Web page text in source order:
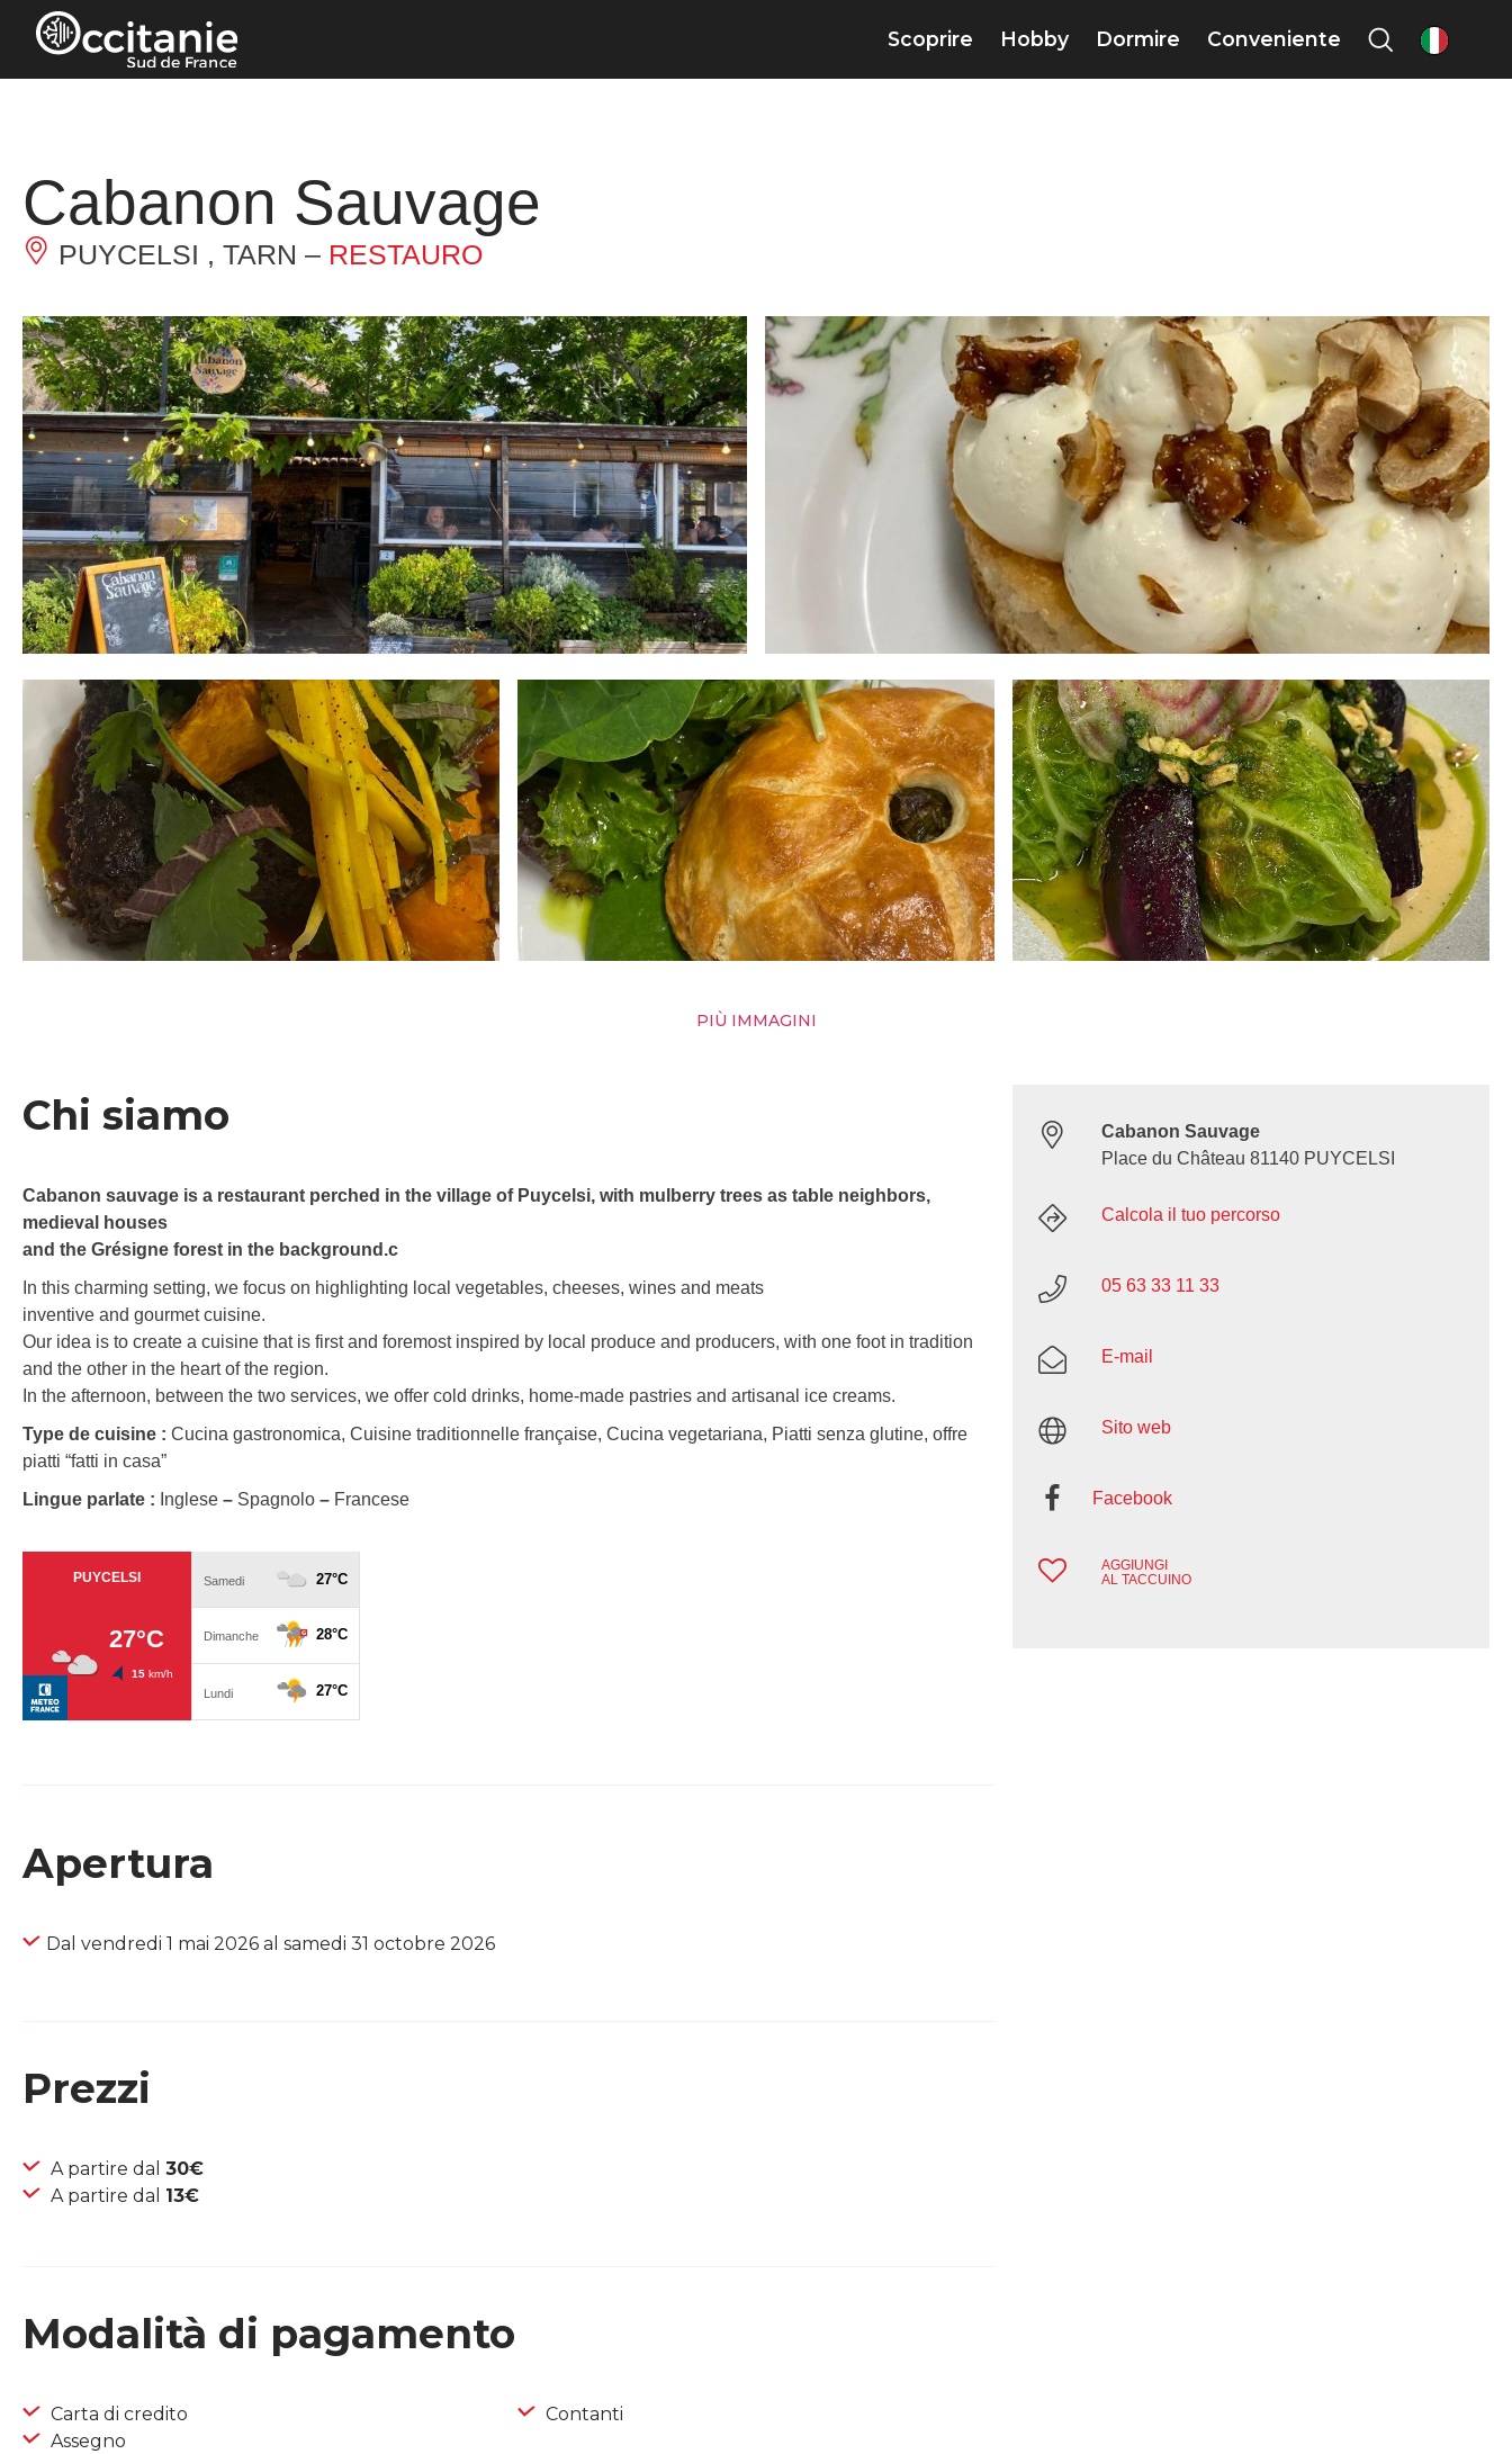
Pannello di gestione dei cookies
Scoprire Hobby Dormire Conveniente
Cabanon Sauvage
PUYCELSI , TARN – RESTAURO
PIÙ IMMAGINI
Chi siamo
Cabanon sauvage is a restaurant perched in the village of Puycelsi, with mulberry trees as table neighbors,
medieval houses
and the Grésigne forest in the background.c
In this charming setting, we focus on highlighting local vegetables, cheeses, wines and meats
inventive and gourmet cuisine.
Our idea is to create a cuisine that is first and foremost inspired by local produce and producers, with one foot in tradition
and the other in the heart of the region.
In the afternoon, between the two services, we offer cold drinks, home-made pastries and artisanal ice creams.
Type de cuisine : Cucina gastronomica, Cuisine traditionnelle française, Cucina vegetariana, Piatti senza glutine, offre
piatti “fatti in casa”
Lingue parlate : Inglese – Spagnolo – Francese
Apertura
Dal vendredi 1 mai 2026 al samedi 31 octobre 2026
Prezzi
A partire dal 30€
A partire dal 13€
Modalità di pagamento
Carta di credito
Assegno
Contanti
Cabanon Sauvage
Place du Château 81140 PUYCELSI
Calcola il tuo percorso
05 63 33 11 33
E-mail
Sito web
Facebook
AGGIUNGI
AL TACCUINO